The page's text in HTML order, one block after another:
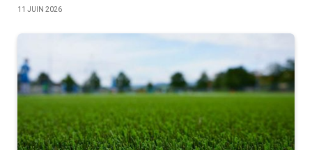
11 JUIN 2026